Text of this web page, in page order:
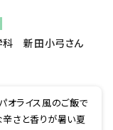
科 新田小弓さん
オライス風のご飯で
辛さと香りが暑い夏